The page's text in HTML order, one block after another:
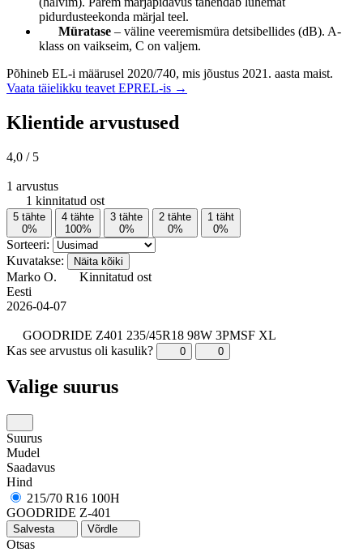
pidurdusteekonda märjal teel.
Müratase – väline veeremismüra detsibellides (dB). A-
klass on vaikseim, C on valjem.
Põhineb EL-i määrusel 2020/740, mis jõustus 2021. aasta maist.
Vaata täielikku teavet EPREL-is →
Klientide arvustused
4,0 / 5
1 arvustus
1 kinnitatud ost
5 tähte
0%
4 tähte
100%
3 tähte
0%
2 tähte
0%
1 täht
0%
Sorteeri:
Kuvatakse:
Näita kõiki
Marko O.
Kinnitatud ost
Eesti
2026-04-07
GOODRIDE Z401 235/45R18 98W 3PMSF XL
Kas see arvustus oli kasulik?
0 0
Valige suurus
Suurus
Mudel
Saadavus
Hind
215/70 R16 100H
GOODRIDE Z-401
Salvesta Võrdle
Otsas